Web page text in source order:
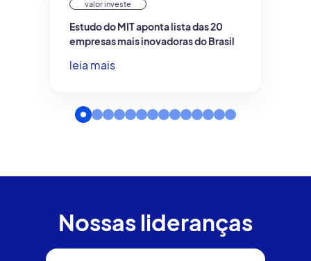
valor investe
Estudo do MIT aponta lista das 20
empresas mais inovadoras do Brasil
leia mais
Nossas lideranças